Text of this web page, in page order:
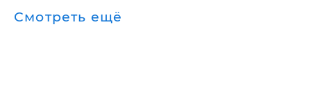
Смотреть ещё